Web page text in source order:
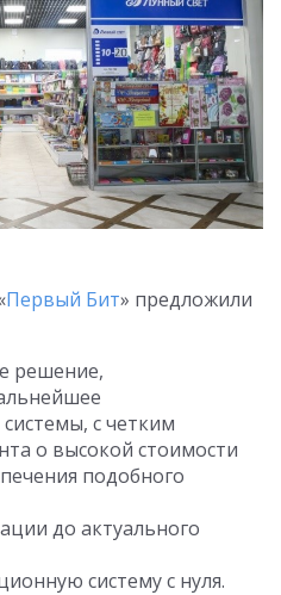
Первый Бит» предложили
решение,
с четким
о высокой стоимости
подобного
до актуального
систему с нуля.